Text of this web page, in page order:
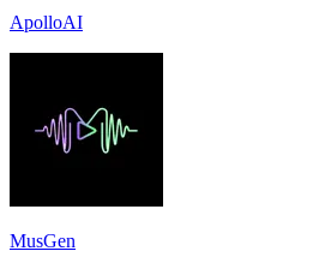
ApolloAI
MusGen